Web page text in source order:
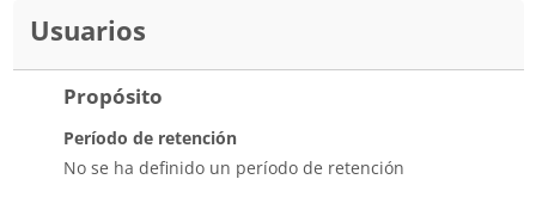
Usuarios
Propósito
Período de retención
No se ha definido un período de retención